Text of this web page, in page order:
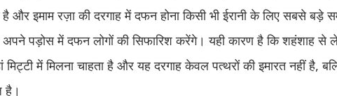
है और इमाम रज़ा की दरगाह में दफन होना किसी भी ईरानी के लिए सबसे बड़े
अपने पड़ोस में दफन लोगों की सिफारिश करेंगे। यही कारण है कि शहंशाह
में मिलना चाहता है और यह दरगाह केवल पत्थरों की इमारत नहीं है,
है।